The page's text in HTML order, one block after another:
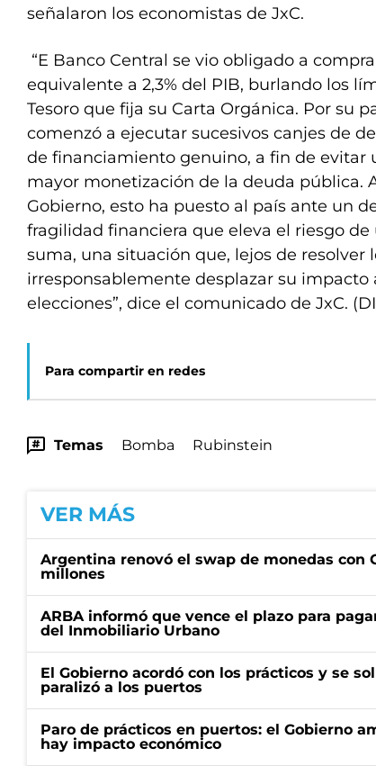
señalaron los economistas de JxC.
“E Banco Central se vio obligado a
equivalente a 2,3% del PIB, burlando los
Tesoro que fija su Carta Orgánica. Por su
comenzó a ejecutar sucesivos canjes de
de financiamiento genuino, a fin de evitar
mayor monetización de la deuda pública.
Gobierno, esto ha puesto al país ante un
fragilidad financiera que eleva el riesgo de
suma, una situación que, lejos de resolver
irresponsablemente desplazar su impacto
elecciones”, dice el comunicado de JxC.
Para compartir en redes
Temas Bomba Rubinstein
VER MÁS
Argentina renovó el swap de monedas con
millones
ARBA informó que vence el plazo para
del Inmobiliario Urbano
El Gobierno acordó con los prácticos y se
paralizó a los puertos
Paro de prácticos en puertos: el Gobierno
hay impacto económico